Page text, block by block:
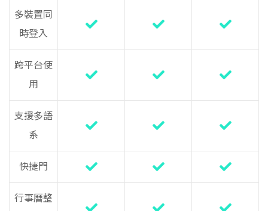
多裝置同
時登入
跨平台使
用
支援多語
系
快捷門
行事曆整